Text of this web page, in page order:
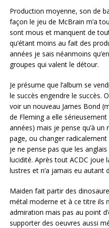
Production moyenne, son de
façon le jeu de McBrain m’a
sont mous et manquent de
qu’étant moins au fait des
années je sais néanmoins
groupes qui valent le détour.
Je présume que l’album se
le succès engendre le succès.
voir un nouveau James Bond
de Fleming a elle
années) mais je pense qu’à
page, ou changer
je ne pense pas que les
lucidité. Après tout ACDC joue
lustres et n’a jamais eu autant
Maiden fait partir des
métal moderne et à ce titre ils
admiration mais pas au point
supporter des oeuvres aussi